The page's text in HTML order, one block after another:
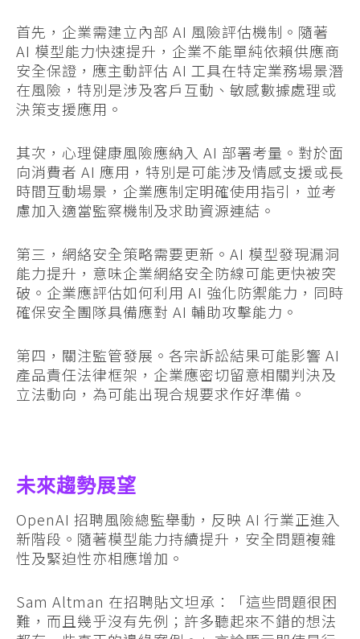
首先，企業需建立內部 AI 風險評估機制。隨著
AI 模型能力快速提升，企業不能單純依賴供應商
安全保證，應主動評估 AI 工具在特定業務場景潛
在風險，特別是涉及客戶互動、敏感數據處理或
決策支援應用。
其次，心理健康風險應納入 AI 部署考量。對於面
向消費者 AI 應用，特別是可能涉及情感支援或長
時間互動場景，企業應制定明確使用指引，並考
慮加入適當監察機制及求助資源連結。
第三，網絡安全策略需要更新。AI 模型發現漏洞
能力提升，意味企業網絡安全防線可能更快被突
破。企業應評估如何利用 AI 強化防禦能力，同時
確保安全團隊具備應對 AI 輔助攻擊能力。
第四，關注監管發展。各宗訴訟結果可能影響 AI
產品責任法律框架，企業應密切留意相關判決及
立法動向，為可能出現合規要求作好準備。
未來趨勢展望
OpenAI 招聘風險總監舉動，反映 AI 行業正進入
新階段。隨著模型能力持續提升，安全問題複雜
性及緊迫性亦相應增加。
Sam Altman 在招聘貼文坦承：「這些問題很困
難，而且幾乎沒有先例；許多聽起來不錯的想法